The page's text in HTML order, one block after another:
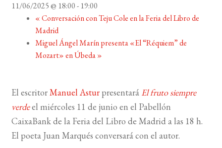
11/06/2025 @ 18:00- 19:00
«Conversación con Teju Cole en la Feria del Libro de
Madrid
Miguel Ángel Marín presenta «El “Réquiem” de
Mozart» en Úbeda»
El escritorManuel Asturpresentará El fruto siempre
verdeel miércoles 11 de junio en el Pabellón
CaixaBank de la Feria del Libro de Madrid a las 18 h.
El poeta Juan Marqués conversará con el autor.